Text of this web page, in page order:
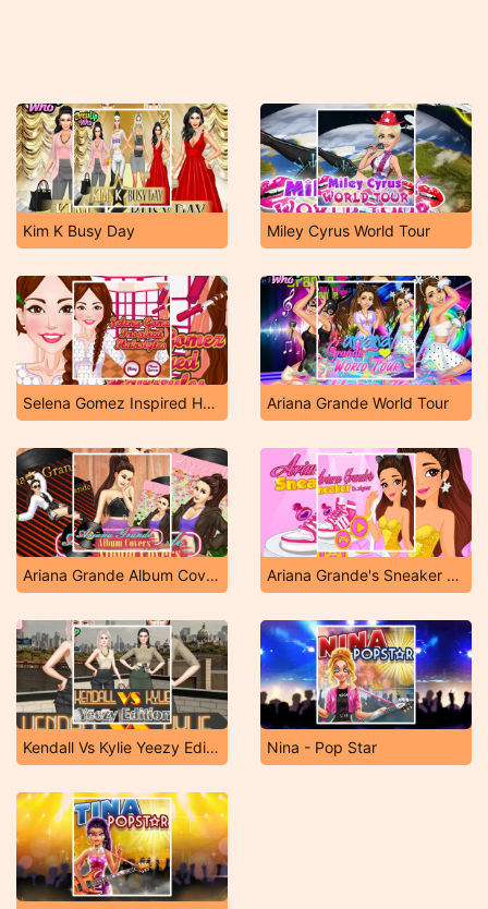
Kim K Busy Day Miley Cyrus World Tour
Selena Gomez Inspired Hairstyles Ariana Grande World Tour
Ariana Grande Album Covers Ariana Grande's Sneaker Designer
Kendall Vs Kylie Yeezy Edition Nina - Pop Star